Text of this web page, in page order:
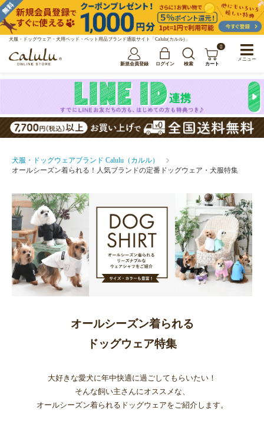
犬服・ドッグウェア・犬用ベッド・ペット用品ブランド通販サイト「Calulu(カルル)」
新規会員登録 ログイン 検索
0
カート
犬服・ドッグウェアブランド Calulu（カルル）
オールシーズン着られる！人気ブランドの定番ドッグウェア・犬服特集
オールシーズン着られる
ドッグウェア特集
大好きな愛犬に年中快適に過ごしてもらいたい！
そんな飼い主さんにオススメな、
オールシーズン着られるドッグウェアをご紹介します。
メニュー